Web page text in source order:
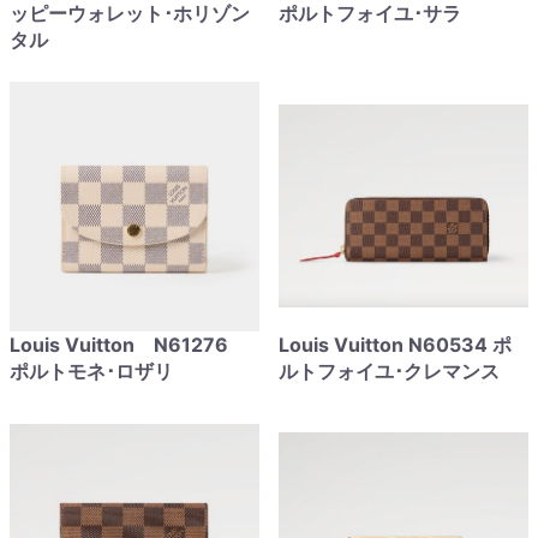
ッピーウォレット･ホリゾン
タル
ポルトフォイユ･サラ
Louis Vuitton N61276
ポルトモネ･ロザリ
Louis Vuitton N60534 ポ
ルトフォイユ･クレマンス